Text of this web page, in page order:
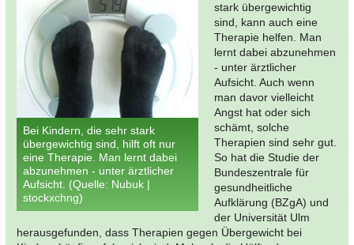
Bei Kindern, die sehr stark
übergewichtig sind, hilft oft nur
eine Therapie. Man lernt dabei
abzunehmen - unter ärztlicher
Aufsicht. (Quelle: Nubuk |
stockxchng)
stark übergewichtig
sind, kann auch eine
Therapie helfen. Man
lernt dabei abzunehmen
- unter ärztlicher
Aufsicht. Auch wenn
man davor vielleicht
Angst hat oder sich
schämt, solche
Therapien sind sehr gut.
So hat die Studie der
Bundeszentrale für
gesundheitliche
Aufklärung (BZgA) und
der Universität Ulm
herausgefunden, dass Therapien gegen Übergewicht bei